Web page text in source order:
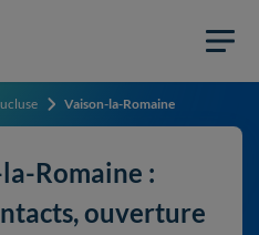
Vaison-la-Romaine
Romaine :
ouverture